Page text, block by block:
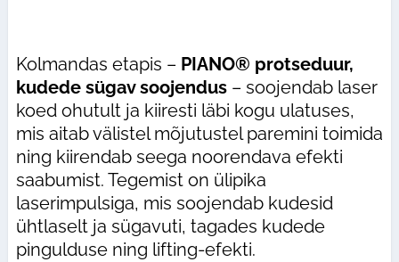
Kolmandas etapis – PIANO® protseduur,
kudede sügav soojendus– soojendab laser
koed ohutult ja kiiresti läbi kogu ulatuses,
mis aitab välistel mõjutustel paremini toimida
ning kiirendab seega noorendava efekti
saabumist. Tegemist on ülipika
laserimpulsiga, mis soojendab kudesid
ühtlaselt ja sügavuti, tagades kudede
pingulduse ning lifting-efekti.